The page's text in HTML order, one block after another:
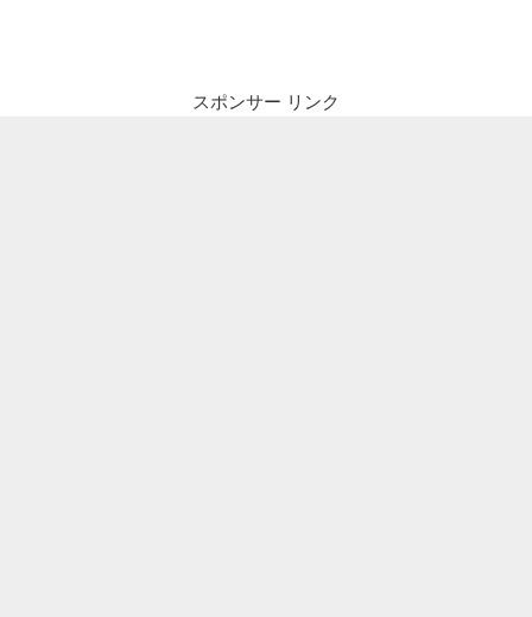
スポンサー リンク